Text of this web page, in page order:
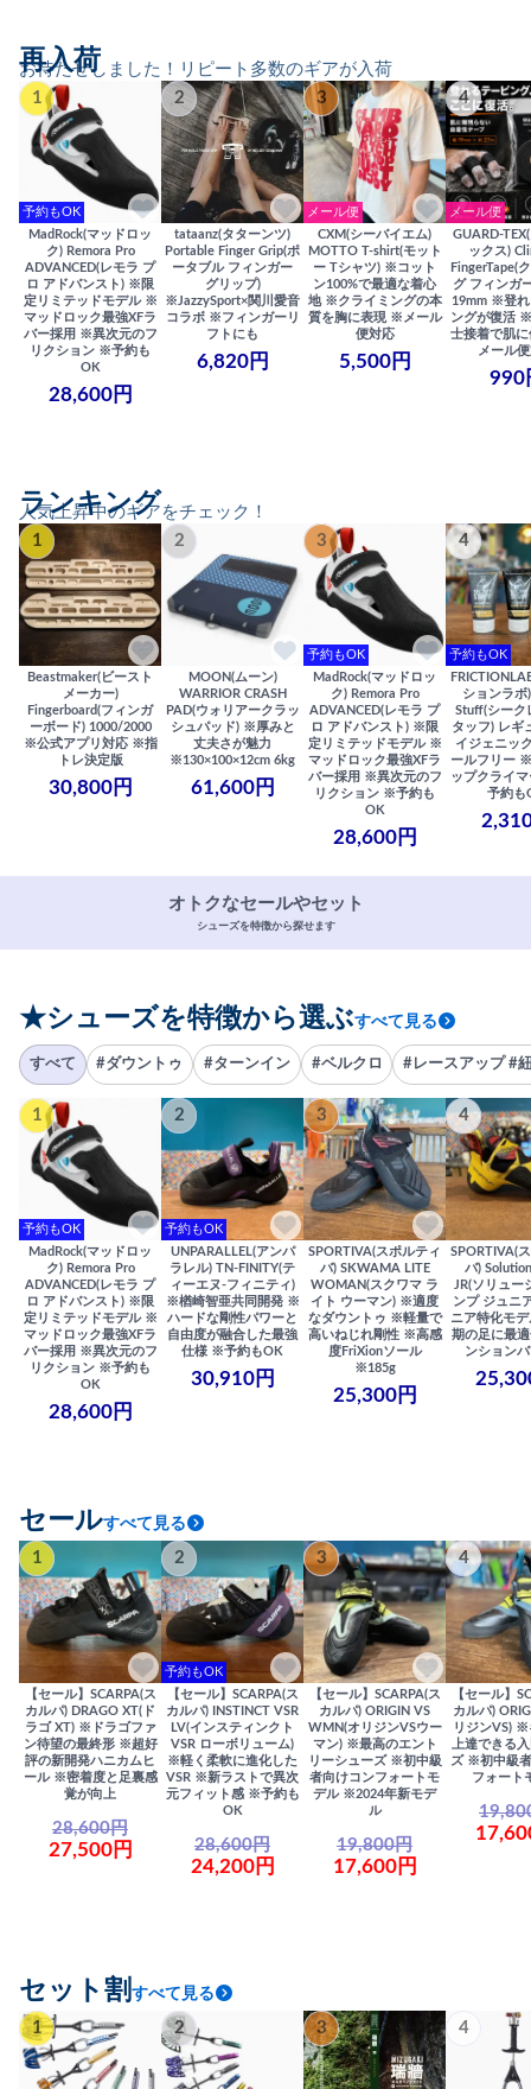
お待たせしました！リピート多数のギアが入荷
再入荷
1
予約もOK
MadRock(マッドロッ
ク) Remora Pro
ADVANCED(レモラ プ
ロ アドバンスト) ※限
定リミテッドモデル ※
マッドロック最強XFラ
バー採用 ※異次元のフ
リクション ※予約も
OK
28,600円
2
tataanz(タターンツ)
Portable Finger Grip(ポ
ータブル フィンガー
グリップ)
※JazzySport×関川愛音
コラボ ※フィンガーリ
フトにも
6,820円
3
メール便
CXM(シーバイエム)
MOTTO T-shirt(モット
ー Tシャツ) ※コット
ン100%で最適な着心
地 ※クライミングの本
質を胸に表現 ※メール
便対応
5,500円
4
メール便
GUARD-
ックス)
FingerTape(
グ フィンガ
19mm ※登れ
ングが復活
士接着で肌
メール
990
人気上昇中のギアをチェック！
ランキング
1
Beastmaker(ビースト
メーカー)
Fingerboard(フィンガ
ーボード) 1000/2000
※公式アプリ対応 ※指
トレ決定版
30,800円
2
MOON(ムーン)
WARRIOR CRASH
PAD(ウォリアークラッ
シュパッド) ※厚みと
丈夫さが魅力
※130×100×12cm 6kg
61,600円
3
予約もOK
MadRock(マッドロッ
ク) Remora Pro
ADVANCED(レモラ プ
ロ アドバンスト) ※限
定リミテッドモデル ※
マッドロック最強XFラ
バー採用 ※異次元のフ
リクション ※予約も
OK
28,600円
4
予約もOK
ションラボ
Stuff(シーク
タッフ) レギ
イジェニッ
ールフリー
ップクライ
予約も
オトクなセールやセット
シューズを特徴から探せます
★シューズを特徴から選ぶすべて見る
すべて #ダウントゥ #ターンイン #ベルクロ #レースアップ #
1
予約もOK
MadRock(マッドロッ
ク) Remora Pro
ADVANCED(レモラ プ
ロ アドバンスト) ※限
定リミテッドモデル ※
マッドロック最強XFラ
バー採用 ※異次元のフ
リクション ※予約も
OK
28,600円
2
予約もOK
UNPARALLEL(アンパ
ラレル) TN-FINITY(テ
ィーエヌ-フィニティ)
※楢崎智亜共同開発 ※
ハードな剛性パワーと
自由度が融合した最強
仕様 ※予約もOK
30,910円
3
SPORTIVA(スポルティ
バ) SKWAMA LITE
WOMAN(スクワマ ラ
イト ウーマン) ※適度
なダウントゥ ※軽量で
高いねじれ剛性 ※高感
度FriXionソール
※185g
25,300円
4
SPORTIVA(
バ)
JR(ソリュー
ンプ ジュニ
ニア特化モ
期の足に最
ンション
セールすべて見る
1
【セール】SCARPA(ス
カルパ) DRAGO XT(ド
ラゴ XT) ※ドラゴファ
ン待望の最終形 ※超好
評の新開発ハニカムヒ
ール ※密着度と足裏感
覚が向上
28,600円
27,500円
2
予約もOK
【セール】SCARPA(ス
カルパ) INSTINCT VSR
LV(インスティンクト
VSR ローボリューム)
※軽く柔軟に進化した
VSR ※新ラストで異次
元フィット感 ※予約も
OK
28,600円
24,200円
3
【セール】SCARPA(ス
カルパ) ORIGIN VS
WMN(オリジンVSウー
マン) ※最高のエント
リーシューズ ※初中級
者向けコンフォートモ
デル ※2024年新モデ
ル
19,800円
17,600円
4
【セール】
カルパ)
リジンVS) ※
上達できる
ズ ※初中級
フォート
セット割 すべて見る
1 2 3 4